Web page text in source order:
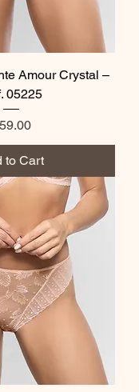
Amour Crystal –
05225
to Cart